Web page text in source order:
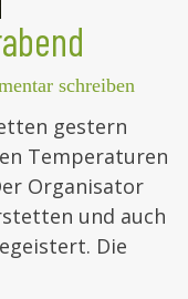
schreiben
gestern
Temperaturen
Organisator
und auch
Die